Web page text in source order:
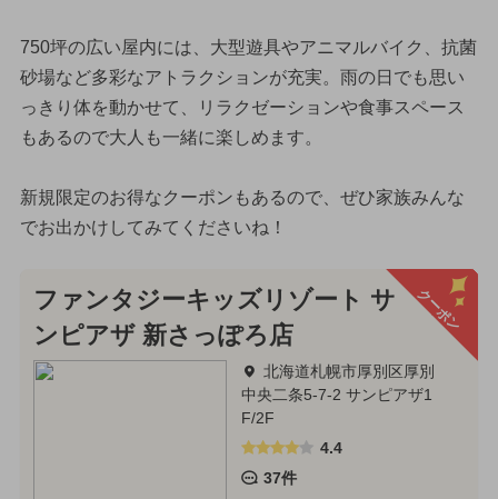
750坪の広い屋内には、大型遊具やアニマルバイク、抗菌
砂場など多彩なアトラクションが充実。雨の日でも思い
っきり体を動かせて、リラクゼーションや食事スペース
もあるので大人も一緒に楽しめます。
新規限定のお得なクーポンもあるので、ぜひ家族みんな
でお出かけしてみてくださいね！
クーポン
ファンタジーキッズリゾート サ
ンピアザ 新さっぽろ店
北海道札幌市厚別区厚別
中央二条5-7-2 サンピアザ1
F/2F
4.4
37件